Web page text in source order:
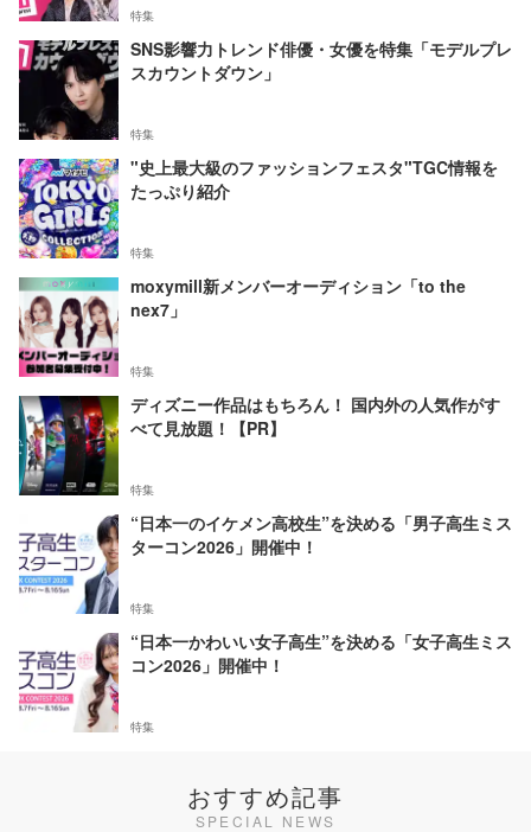
特集
SNS影響力トレンド俳優・女優を特集「モデルプレ
スカウントダウン」
特集
"史上最大級のファッションフェスタ"TGC情報を
たっぷり紹介
特集
moxymill新メンバーオーディション「to the
nex7」
特集
ディズニー作品はもちろん！ 国内外の人気作がす
べて見放題！【PR】
特集
“日本一のイケメン高校生”を決める「男子高生ミス
ターコン2026」開催中！
特集
“日本一かわいい女子高生”を決める「女子高生ミス
コン2026」開催中！
特集
おすすめ記事
SPECIAL NEWS